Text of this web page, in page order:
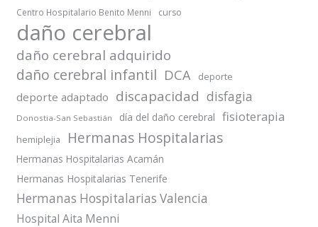
Centro Hospitalario Benito Menni curso
daño cerebral
daño cerebral adquirido
daño cerebral infantil DCA deporte
deporte adaptado discapacidad disfagia
Donostia-San Sebastián día del daño cerebral fisioterapia
hemiplejia Hermanas Hospitalarias
Hermanas Hospitalarias Acamán
Hermanas Hospitalarias Tenerife
Hermanas Hospitalarias Valencia
Hospital Aita Menni